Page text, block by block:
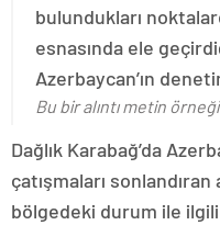
bulundukları
esnasında ele
Azerbaycan’ın
Bu bir alıntı metin
Dağlık Karabağ’da
çatışmaları sonlandıran
bölgedeki durum ile